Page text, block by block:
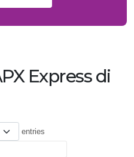
Express di
entries